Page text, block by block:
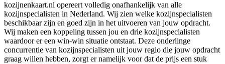
kozijnenkaart.nl opereert volledig onafhankelijk van alle
kozijnspecialisten in Nederland. Wij zien welke kozijnspecialisten
beschikbaar zijn en goed zijn in het uitvoeren van jouw opdracht.
Wij maken een koppeling tussen jou en drie kozijnspecialisten
waardoor er een win-win situatie ontstaat. Deze onderlinge
concurrentie van kozijnspecialisten uit jouw regio die jouw opdracht
graag willen hebben, zorgt er namelijk voor dat de prijs een stuk